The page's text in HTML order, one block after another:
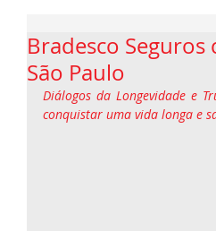
Bradesco
São Paulo
Diálogos da Longevidade e
conquistar uma vida longa e